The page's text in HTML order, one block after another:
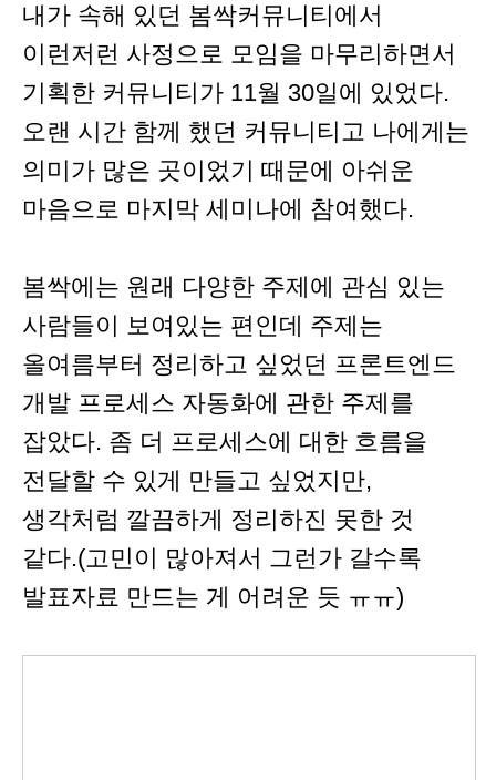
내가 속해 있던 봄싹커뮤니티에서
이런저런 사정으로 모임을 마무리하면서
기획한 커뮤니티가 11월 30일에 있었다.
오랜 시간 함께 했던 커뮤니티고 나에게는
의미가 많은 곳이었기 때문에 아쉬운
마음으로 마지막 세미나에 참여했다.
봄싹에는 원래 다양한 주제에 관심 있는
사람들이 보여있는 편인데 주제는
올여름부터 정리하고 싶었던 프론트엔드
개발 프로세스 자동화에 관한 주제를
잡았다. 좀 더 프로세스에 대한 흐름을
전달할 수 있게 만들고 싶었지만,
생각처럼 깔끔하게 정리하진 못한 것
같다.(고민이 많아져서 그런가 갈수록
발표자료 만드는 게 어려운 듯 ㅠㅠ)